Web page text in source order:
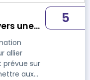
une
allier
prévue sur
aux
5